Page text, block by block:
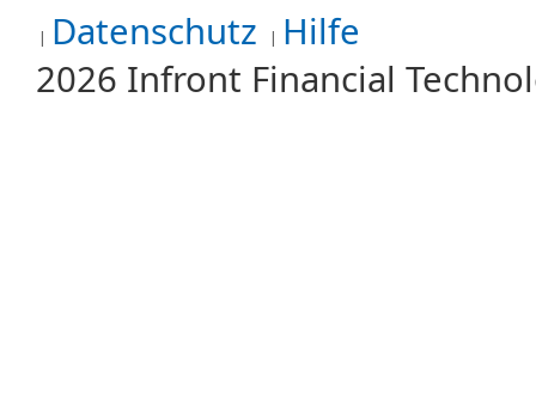
Datenschutz Hilfe
2026 Infront Financial